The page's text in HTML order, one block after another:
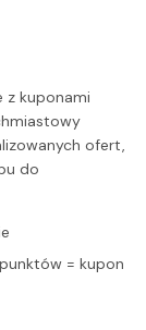
z kuponami
ofert,
do
= kupon